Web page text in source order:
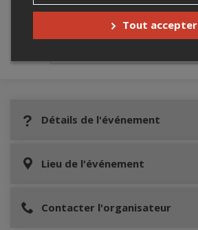
Détails de l'événement
Lieu de l'événement
Contacter l'organisateur
Tout accepter